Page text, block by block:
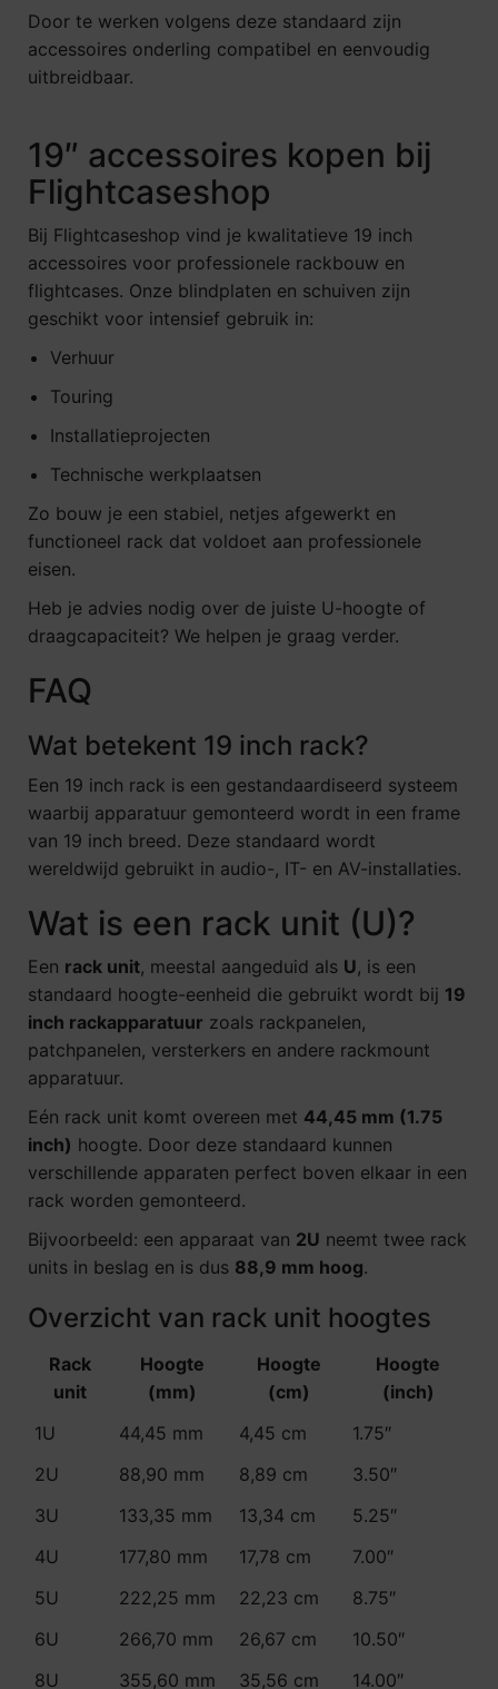
Door te werken volgens deze standaard zijn
accessoires onderling compatibel en eenvoudig
uitbreidbaar.
19″ accessoires kopen bij
Flightcaseshop
Bij Flightcaseshop vind je kwalitatieve 19 inch
accessoires voor professionele rackbouw en
flightcases. Onze blindplaten en schuiven zijn
geschikt voor intensief gebruik in:
Verhuur
Touring
Installatieprojecten
Technische werkplaatsen
Zo bouw je een stabiel, netjes afgewerkt en
functioneel rack dat voldoet aan professionele
eisen.
Heb je advies nodig over de juiste U-hoogte of
draagcapaciteit? We helpen je graag verder.
FAQ
Wat betekent 19 inch rack?
Een 19 inch rack is een gestandaardiseerd systeem
waarbij apparatuur gemonteerd wordt in een frame
van 19 inch breed. Deze standaard wordt
wereldwijd gebruikt in audio-, IT- en AV-installaties.
Wat is een rack unit (U)?
Een rack unit, meestal aangeduid als U, is een
standaard hoogte-eenheid die gebruikt wordt bij 19
inch rackapparatuur zoals rackpanelen,
patchpanelen, versterkers en andere rackmount
apparatuur.
Eén rack unit komt overeen met 44,45 mm (1.75
inch) hoogte. Door deze standaard kunnen
verschillende apparaten perfect boven elkaar in een
rack worden gemonteerd.
Bijvoorbeeld: een apparaat van 2U neemt twee rack
units in beslag en is dus 88,9 mm hoog.
Overzicht van rack unit hoogtes
Rack
unit
Hoogte
(mm)
Hoogte
(cm)
Hoogte
(inch)
1U
44,45 mm 4,45 cm
1.75″
2U
88,90 mm 8,89 cm
3.50″
3U
133,35 mm 13,34 cm
5.25″
4U
177,80 mm 17,78 cm
7.00″
5U
222,25 mm 22,23 cm
8.75″
6U
266,70 mm 26,67 cm
10.50″
8U
355,60 mm 35,56 cm 14.00″